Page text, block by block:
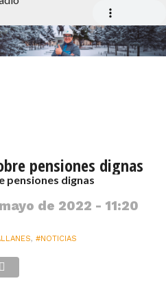
pensiones dignas
pensiones dignas
de 2022 - 11:20
, #NOTICIAS